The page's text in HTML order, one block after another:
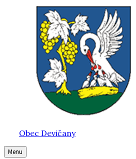
Obec Devičany
Menu